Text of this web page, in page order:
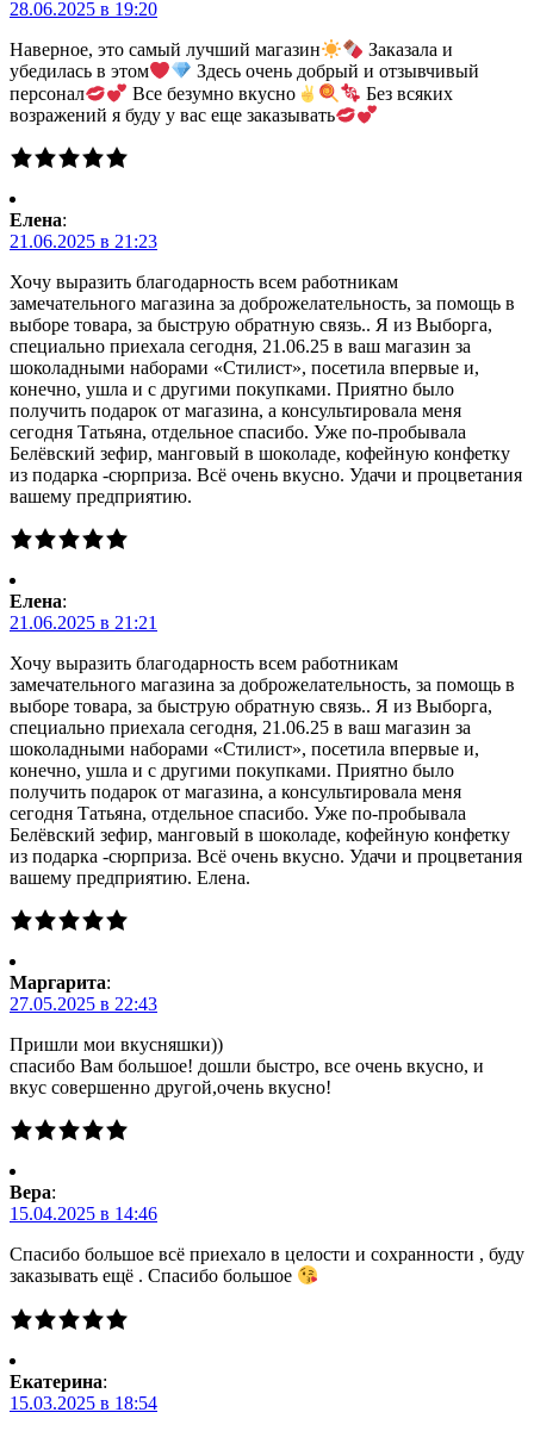
28.06.2025 в 19:20
Наверное, это самый лучший магазин
Заказала и
убедилась в этом
Здесь очень добрый и отзывчивый
персонал
Все безумно вкусно
Без всяких
возражений я буду у вас еще заказывать
Елена:
21.06.2025 в 21:23
Хочу выразить благодарность всем работникам
замечательного магазина за доброжелательность, за помощь в
выборе товара, за быструю обратную связь.. Я из Выборга,
специально приехала сегодня, 21.06.25 в ваш магазин за
шоколадными наборами «Стилист», посетила впервые и,
конечно, ушла и с другими покупками. Приятно было
получить подарок от магазина, а консультировала меня
сегодня Татьяна, отдельное спасибо. Уже по-пробывала
Белёвский зефир, манговый в шоколаде, кофейную конфетку
из подарка -сюрприза. Всё очень вкусно. Удачи и процветания
вашему предприятию.
Елена:
21.06.2025 в 21:21
Хочу выразить благодарность всем работникам
замечательного магазина за доброжелательность, за помощь в
выборе товара, за быструю обратную связь.. Я из Выборга,
специально приехала сегодня, 21.06.25 в ваш магазин за
шоколадными наборами «Стилист», посетила впервые и,
конечно, ушла и с другими покупками. Приятно было
получить подарок от магазина, а консультировала меня
сегодня Татьяна, отдельное спасибо. Уже по-пробывала
Белёвский зефир, манговый в шоколаде, кофейную конфетку
из подарка -сюрприза. Всё очень вкусно. Удачи и процветания
вашему предприятию. Елена.
Маргарита:
27.05.2025 в 22:43
Пришли мои вкусняшки))
спасибо Вам большое! дошли быстро, все очень вкусно, и
вкус совершенно другой,очень вкусно!
Вера:
15.04.2025 в 14:46
Спасибо большое всё приехало в целости и сохранности , буду
заказывать ещё . Спасибо большое
Екатерина:
15.03.2025 в 18:54